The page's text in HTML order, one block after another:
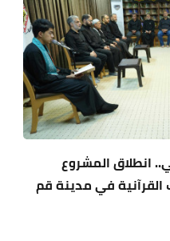
انطلاق المشروع
القرآنية في مدينة قم